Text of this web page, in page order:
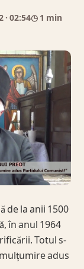
· 02:54◷ 1 min
de la anii 1500
în anul 1964
Totul s-
adus